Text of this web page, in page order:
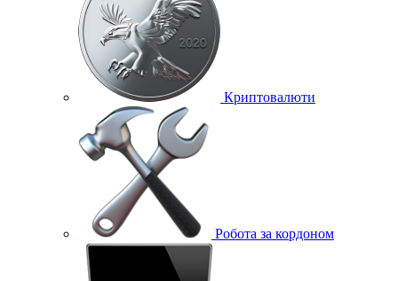
Криптовалюти
Робота за кордоном